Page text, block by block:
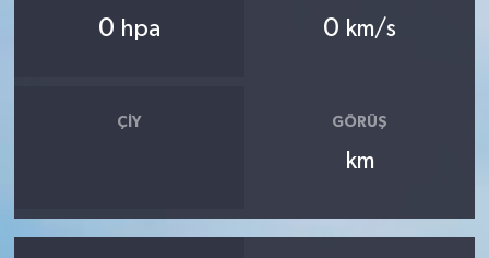
0 hpa 0 km/s
ÇIY GÖRÜŞ
km